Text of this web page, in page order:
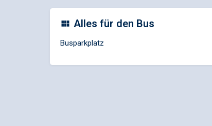
Alles für den Bus
Busparkplatz